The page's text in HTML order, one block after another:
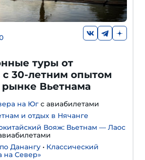
туры от
с 30-летним опытом
Вьетнама
на Юг с авиабилетами
и отдых в Нячанге
Вояж: Вьетнам — Лаос
Данангу • Классический
на Север»